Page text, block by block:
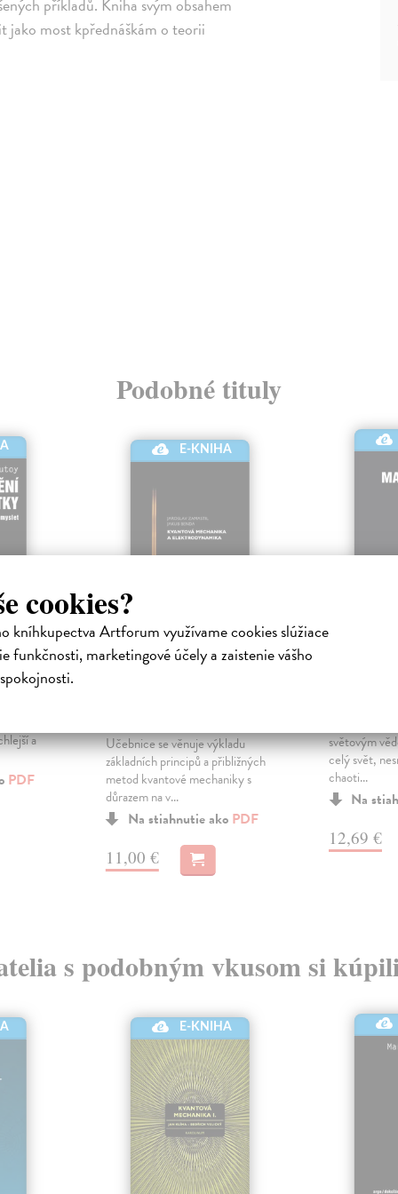
cookies?
kníhkupectva Artforum využívame cookies slúžiace
funkčnosti, marketingové účely a zaistenie vášho
příkladů. Kniha svým obsahem
jako most kpřednáškám o teorii
Podobné tituly
a
PDF
E-KNIHA
Kvantová
mechanika a
Učebnice se věnuje výkladu
základních principů a přibližných
metod kvantové mechaniky s
důrazem na v...
Na stiahnutie ako PDF
11,00 €
světovým
celý svět,
chaoti...
Na
12,69 €
s podobným vkusom si
E-KNIHA